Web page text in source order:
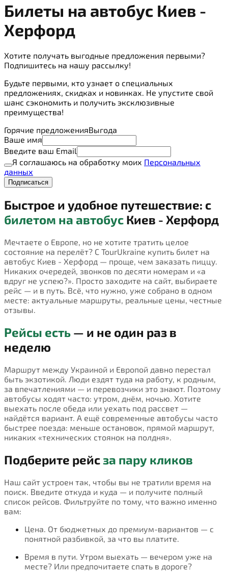
Билеты на автобус Киев -
Херфорд
Хотите получать выгодные предложения первыми?
Подпишитесь на нашу рассылку!
Будьте первыми, кто узнает о специальных
предложениях, скидках и новинках. Не упустите свой
шанс сэкономить и получить эксклюзивные
преимущества!
Горячие предложенияВыгода
Ваше имя
Введите ваш Email
Я соглашаюсь на обработку моих Персональных
данных
Подписаться
Быстрое и удобное путешествие: с
билетом на автобус Киев - Херфорд
Мечтаете о Европе, но не хотите тратить целое
состояние на перелёт? С TourUkraine купить билет на
автобус Киев - Херфорд — проще, чем заказать пиццу.
Никаких очередей, звонков по десяти номерам и «а
вдруг не успею?». Просто заходите на сайт, выбираете
рейс — и в путь. Всё, что нужно, уже собрано в одном
месте: актуальные маршруты, реальные цены, честные
отзывы.
Рейсы есть — и не один раз в
неделю
Маршрут между Украиной и Европой давно перестал
быть экзотикой. Люди ездят туда на работу, к родным,
за впечатлениями — и перевозчики это знают. Поэтому
автобусы ходят часто: утром, днём, ночью. Хотите
выехать после обеда или уехать под рассвет —
найдётся вариант. А ещё современные автобусы часто
быстрее поезда: меньше остановок, прямой маршрут,
никаких «технических стоянок на полдня».
Подберите рейсза пару кликов
Наш сайт устроен так, чтобы вы не тратили время на
поиск. Введите откуда и куда — и получите полный
список рейсов. Фильтруйте по тому, что важно именно
вам:
Цена. От бюджетных до премиум-вариантов — с
понятной разбивкой, за что вы платите.
Время в пути. Утром выехать — вечером уже на
месте? Или предпочитаете спать в дороге?